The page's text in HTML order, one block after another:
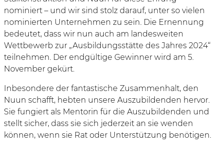
nominiert – und wir sind stolz darauf, unter so vielen
nominierten Unternehmen zu sein. Die Ernennung
bedeutet, dass wir nun auch am landesweiten
Wettbewerb zur „Ausbildungsstätte des Jahres 2024“
teilnehmen. Der endgültige Gewinner wird am 5.
November gekürt.
Inbesondere der fantastische Zusammenhalt, den
Nuun schafft, hebten unsere Auszubildenden hervor.
Sie fungiert als Mentorin für die Auszubildenden und
stellt sicher, dass sie sich jederzeit an sie wenden
können, wenn sie Rat oder Unterstützung benötigen.